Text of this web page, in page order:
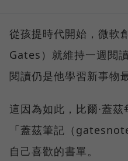
從孩提時代開始，微軟
Gates）就維持一週閱
閱讀仍是他學習新事物
這因為如此，比爾·蓋
「蓋茲筆記（
自己喜歡的書單。